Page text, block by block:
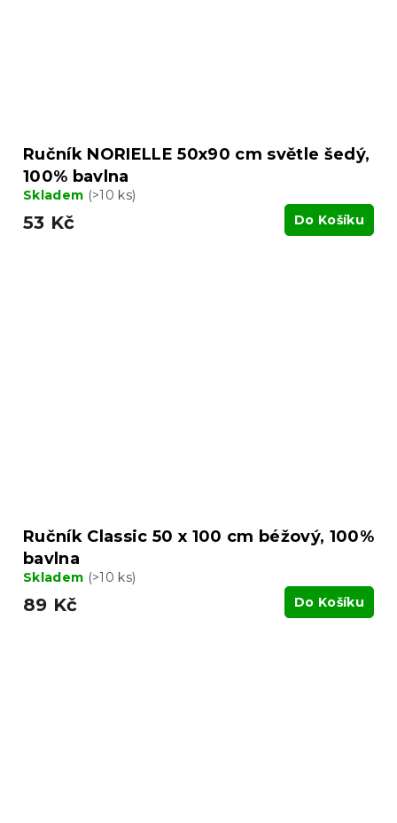
Ručník NORIELLE 50x90 cm světle šedý,
100% bavlna
Skladem (>10 ks)
53 Kč Do Košíku
Ručník Classic 50 x 100 cm béžový, 100%
bavlna
Skladem (>10 ks)
89 Kč Do Košíku